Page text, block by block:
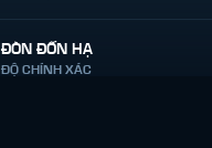
ĐÒN ĐỐN HẠ
ĐỘ CHÍNH XÁC